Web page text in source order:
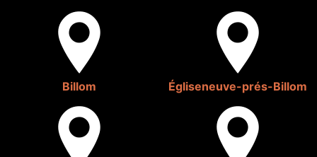
Billom Égliseneuve-prés-Billom